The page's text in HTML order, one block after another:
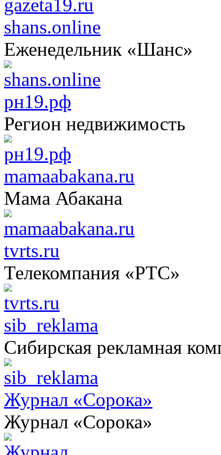
shans.online
Еженедельник «Шанс»
рн19.рф
Регион недвижимость
mamaabakana.ru
Мама Абакана
tvrts.ru
Телекомпания «РТС»
sib_reklama
Сибирская рекламная
Журнал «Сорока»
Журнал «Сорока»